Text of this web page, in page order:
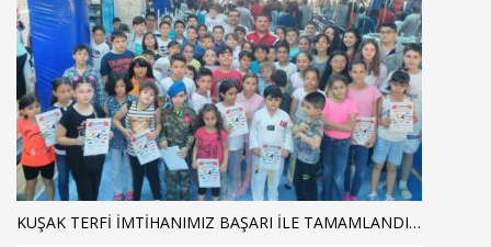
KUŞAK TERFİ İMTİHANIMIZ BAŞARI İLE TAMAMLANDI…